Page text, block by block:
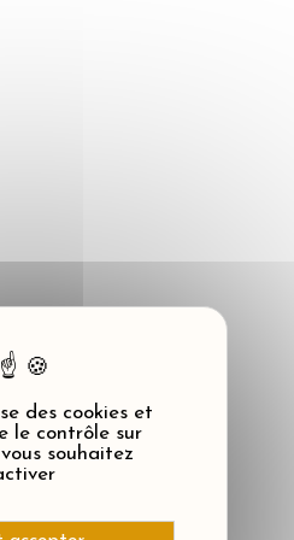
des cookies et
le contrôle sur
souhaitez